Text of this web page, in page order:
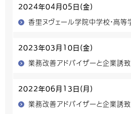
2024年04月05日(金)
香里ヌヴェール学院中学校・高
2023年03月10日(金)
業務改善アドバイザーと企業誘
2022年06月13日(月)
業務改善アドバイザーと企業誘